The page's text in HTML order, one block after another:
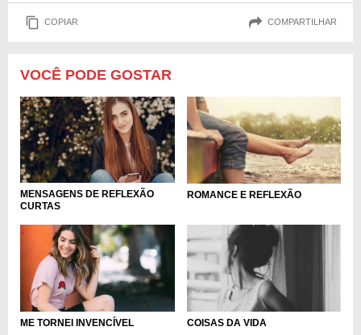
COPIAR COMPARTILHAR
VOCÊ PODE GOSTAR
MENSAGENS DE REFLEXÃO
CURTAS
ROMANCE E REFLEXÃO
ME TORNEI INVENCÍVEL COISAS DA VIDA